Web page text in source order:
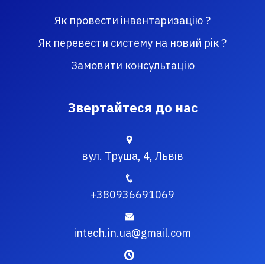
Як провести інвентаризацію ?
Як перевести систему на новий рік ?
Замовити консультацію
Звертайтеся до нас
вул. Труша, 4, Львів
+380936691069
intech.in.ua@gmail.com